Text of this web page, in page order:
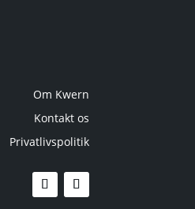
Om Kwern
Kontakt os
Privatlivspolitik